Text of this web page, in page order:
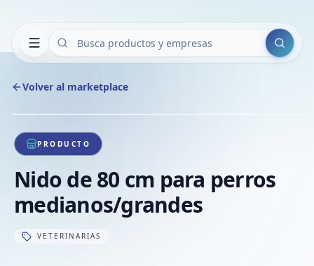
Buscar
Volver al marketplace
1/1
PRODUCTO
Nido de 80 cm para perros
medianos/grandes
VETERINARIAS